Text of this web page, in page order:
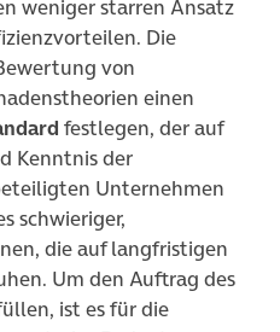
weniger starren Ansatz
Die
von
einen
festlegen, der auf
Kenntnis der
Unternehmen
schwieriger,
die auf langfristigen
Um den Auftrag des
in neuem Tab)
ist es für die